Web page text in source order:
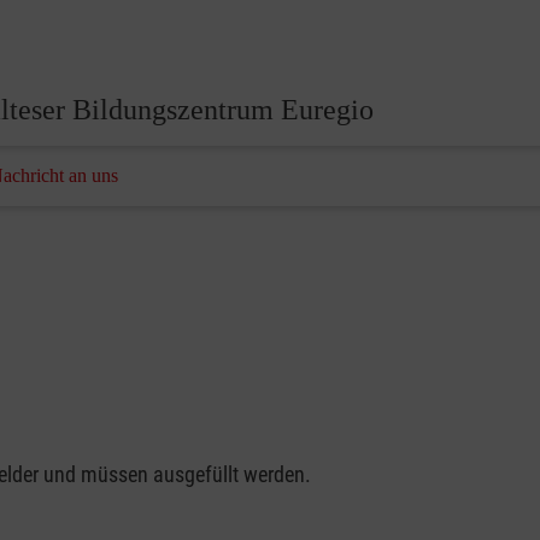
Bildungszentrum Euregio
an uns
und müssen ausgefüllt werden.